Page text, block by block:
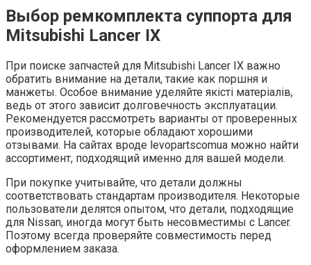
Выбор ремкомплекта суппорта для
Mitsubishi Lancer IX
При поиске запчастей для Mitsubishi Lancer IX важно
обратить внимание на детали, такие как поршня и
манжеты. Особое внимание уделяйте якісті матеріалів,
ведь от этого зависит долговечность эксплуатации.
Рекомендуется рассмотреть варианты от проверенных
производителей, которые обладают хорошими
отзывами. На сайтах вроде levopartscomua можно найти
ассортимент, подходящий именно для вашей модели.
При покупке учитывайте, что детали должны
соответствовать стандартам производителя. Некоторые
пользователи делятся опытом, что детали, подходящие
для Nissan, иногда могут быть несовместимы с Lancer.
Поэтому всегда проверяйте совместимость перед
оформлением заказа.